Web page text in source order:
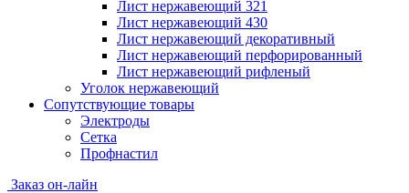
Лист нержавеющий 321
Лист нержавеющий 430
Лист нержавеющий декоративный
Лист нержавеющий перфорированный
Лист нержавеющий рифленый
Уголок нержавеющий
Cопутствующие товары
Электроды
Сетка
Профнастил
Заказ он-лайн